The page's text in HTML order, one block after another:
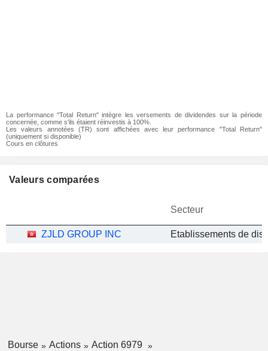
La performance "Total Return" intègre les versements de dividendes sur la période
concernée, comme s'ils étaient réinvestis à 100%.
Les valeurs annotées (TR) sont affichées avec leur performance "Total Return"
(uniquement si disponible)
Cours en clôtures
Valeurs comparées
Secteur
ZJLD GROUP INC Etablissements de
Bourse Actions
Action 6979